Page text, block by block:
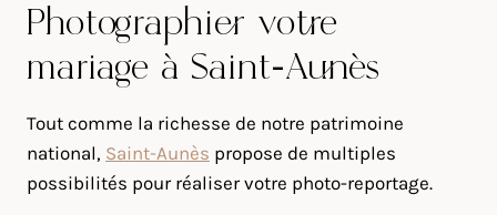
Photographier votre
mariage à Saint-Aunès
Tout comme la richesse de notre patrimoine
national, Saint-Aunès propose de multiples
possibilités pour réaliser votre photo-reportage.